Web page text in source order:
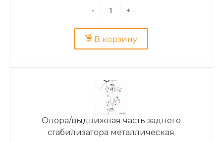
- +
В корзину
Опора/выдвижная часть заднего
стабилизатора металлическая